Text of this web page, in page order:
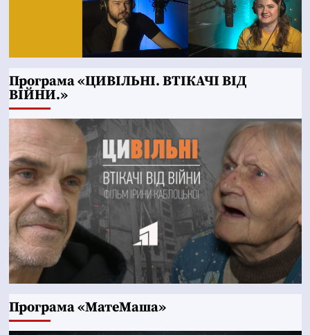
Програма «ЦИВІЛЬНІ. ВТІКАЧІ ВІД
ВІЙНИ.»
Програма «МатеМаша»